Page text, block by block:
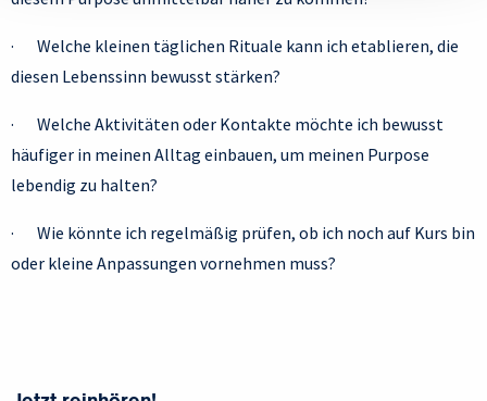
· Welche kleinen täglichen Rituale kann ich etablieren, die
diesen Lebenssinn bewusst stärken?
· Welche Aktivitäten oder Kontakte möchte ich bewusst
häufiger in meinen Alltag einbauen, um meinen Purpose
lebendig zu halten?
· Wie könnte ich regelmäßig prüfen, ob ich noch auf Kurs bin
oder kleine Anpassungen vornehmen muss?